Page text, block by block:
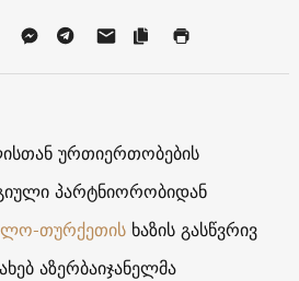
ურთიერთობების
პარტნიორობიდან
თურქეთისხაზის გასწვრივ
აზერბაიჯანელმა